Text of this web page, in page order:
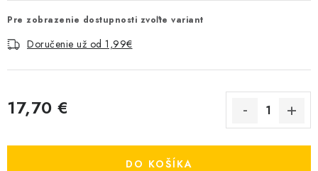
Pre zobrazenie dostupnosti zvoľte variant
Doručenie už od 1,99€
17,70 €
DO KOŠÍKA